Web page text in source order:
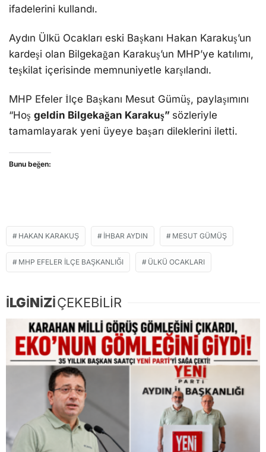
ifadelerini kullandı.
Aydın Ülkü Ocakları eski Başkanı Hakan Karakuş’un
kardeşi olan Bilgekağan Karakuş’un MHP’ye katılımı,
teşkilat içerisinde memnuniyetle karşılandı.
MHP Efeler İlçe Başkanı Mesut Gümüş, paylaşımını
“Hoş geldin Bilgekağan Karakuş” sözleriyle
tamamlayarak yeni üyeye başarı dileklerini iletti.
Bunu beğen:
HAKAN KARAKUŞ İHBAR AYDIN MESUT GÜMÜŞ
MHP EFELER İLÇE BAŞKANLIĞI ÜLKÜ OCAKLARI
İLGİNİZİÇEKEBİLİR